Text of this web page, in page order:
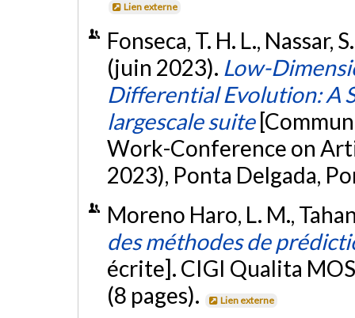
Lien externe
Fonseca, T. H. L., Nassar,
(juin 2023). Low-
Differential Evolution: A
largescale suite
Work-Conference on
2023), Ponta Delgada,
Moreno Haro, L. M.,
des méthodes de
écrite]. CIGI Qualita
(8 pages).
Lien externe